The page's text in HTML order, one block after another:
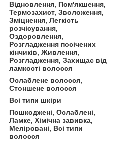
Відновлення, Пом'якшення,
Термозахист, Зволоження,
Зміцнення, Легкість
розчісування,
Оздоровлення,
Розгладження посічених
кінчиків, Живлення,
Розгладження, Захищає від
ламкості волосся
Ослаблене волосся,
Стоншене волосся
Всі типи шкіри
Пошкоджені, Ослаблені,
Ламке, Хімічна завивка,
Меліровані, Всі типи
волосся